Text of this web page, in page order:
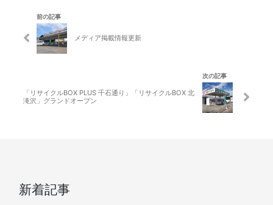
前の記事
メディア掲載情報更新
次の記事
「リサイクルBOX PLUS 千石通り」「リサイクルBOX 北
滝沢」グランドオープン
新着記事